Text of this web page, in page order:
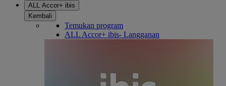
ALL Accor+ ibis
Kembali
Temukan program
ALL Accor+ ibis- Langganan